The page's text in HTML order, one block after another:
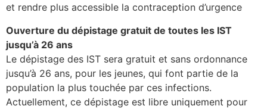
et rendre plus accessible la contraception d’urgence
Ouverture du dépistage gratuit de toutes les IST
jusqu’à 26 ans
Le dépistage des IST sera gratuit et sans ordonnance
jusqu’à 26 ans, pour les jeunes, qui font partie de la
population la plus touchée par ces infections.
Actuellement, ce dépistage est libre uniquement pour